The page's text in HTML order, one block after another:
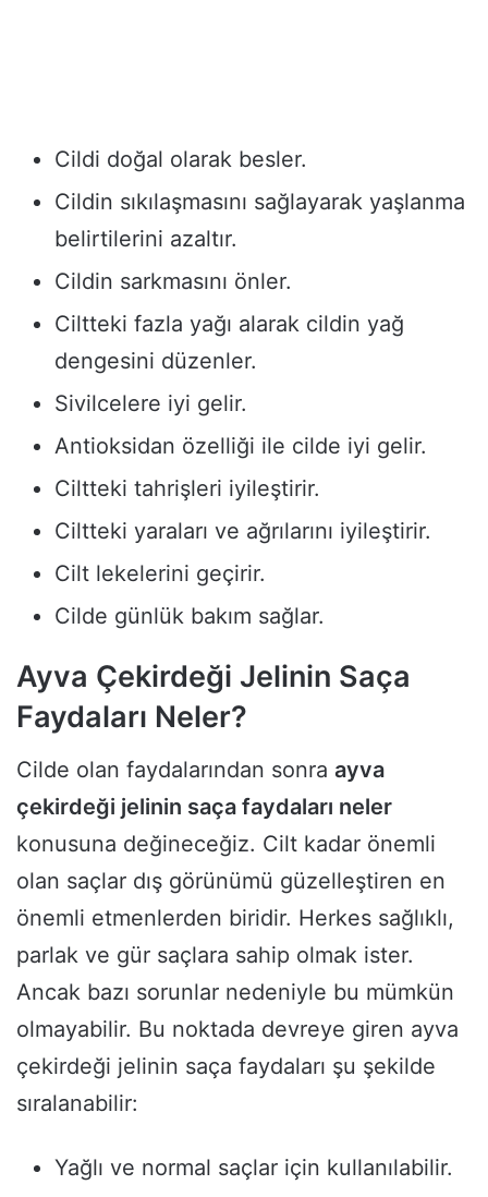
Cildi doğal olarak besler.
Cildin sıkılaşmasını sağlayarak yaşlanma
belirtilerini azaltır.
Cildin sarkmasını önler.
Ciltteki fazla yağı alarak cildin yağ
dengesini düzenler.
Sivilcelere iyi gelir.
Antioksidan özelliği ile cilde iyi gelir.
Ciltteki tahrişleri iyileştirir.
Ciltteki yaraları ve ağrılarını iyileştirir.
Cilt lekelerini geçirir.
Cilde günlük bakım sağlar.
Ayva Çekirdeği Jelinin Saça
Faydaları Neler?
Cilde olan faydalarından sonra ayva
çekirdeği jelinin saça faydaları neler
konusuna değineceğiz. Cilt kadar önemli
olan saçlar dış görünümü güzelleştiren en
önemli etmenlerden biridir. Herkes sağlıklı,
parlak ve gür saçlara sahip olmak ister.
Ancak bazı sorunlar nedeniyle bu mümkün
olmayabilir. Bu noktada devreye giren ayva
çekirdeği jelinin saça faydaları şu şekilde
sıralanabilir:
Yağlı ve normal saçlar için kullanılabilir.